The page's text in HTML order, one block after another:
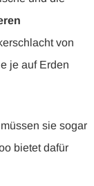
von
je auf Erden
sie sogar
bietet dafür